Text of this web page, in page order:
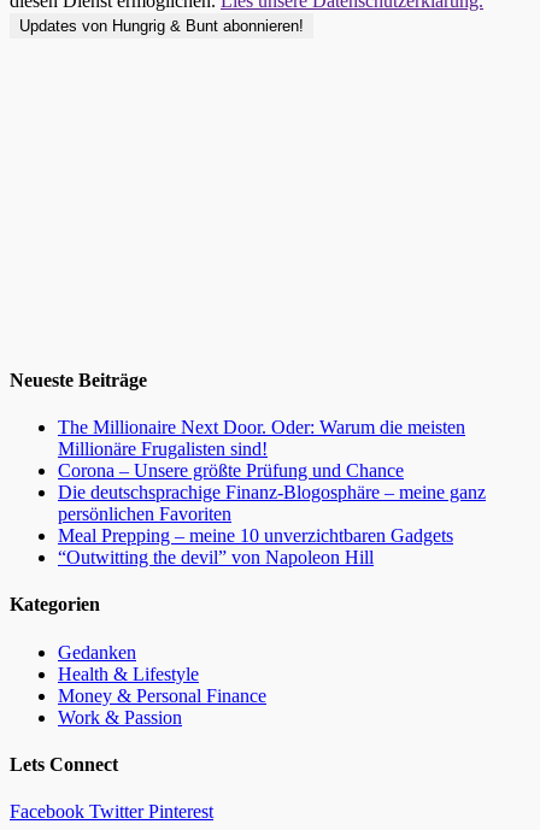
Neueste Beiträge
The Millionaire Next Door. Oder: Warum die meisten
Millionäre Frugalisten sind!
Corona – Unsere größte Prüfung und Chance
Die deutschsprachige Finanz-Blogosphäre – meine ganz
persönlichen Favoriten
Meal Prepping – meine 10 unverzichtbaren Gadgets
“Outwitting the devil” von Napoleon Hill
Kategorien
Gedanken
Health & Lifestyle
Money & Personal Finance
Work & Passion
Lets Connect
Facebook Twitter Pinterest